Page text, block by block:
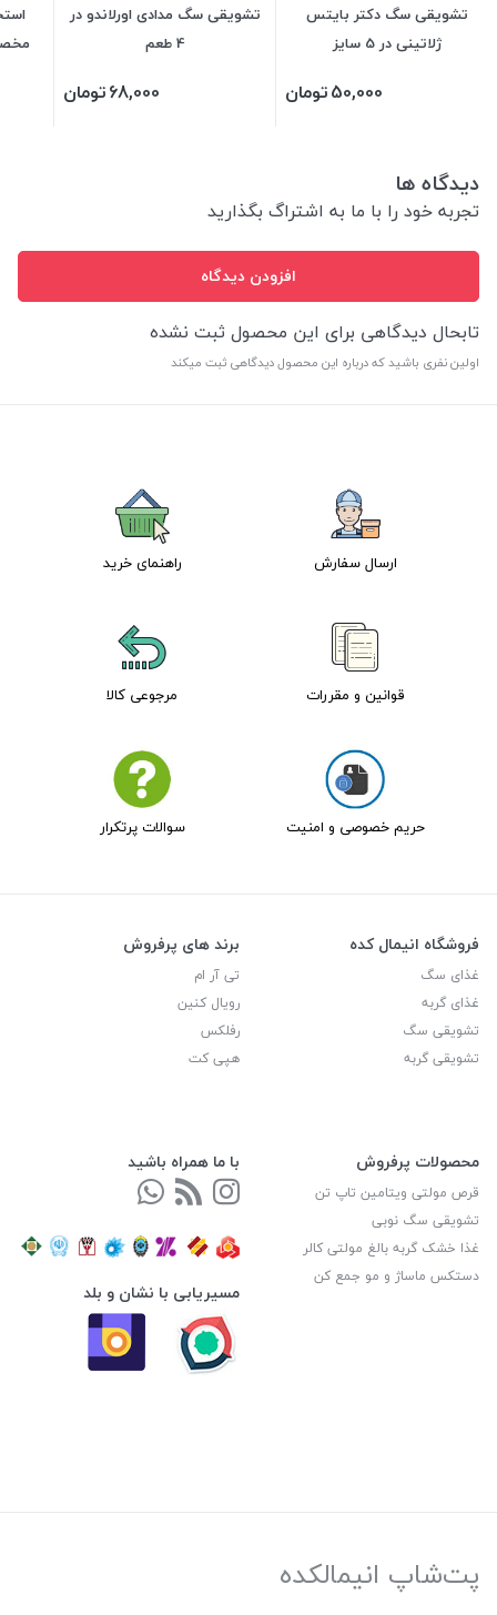
تشویقی سگ دکتر بایتس
ژلاتینی در 5 سایز
50,000تومان
تشویقی سگ مدادی اورلاندو در
4 طعم
68,000تومان
دیدگاه ها
تجربه خود را با ما به اشتراگ بگذارید
افزودن دیدگاه
تابحال دیدگاهی برای این محصول ثبت نشده
اولین نفری باشید که درباره این محصول دیدگاهی ثبت میکند
ارسال سفارش راهنمای خرید
قوانین و مقررات مرجوعی کالا
حریم خصوصی و امنیت سوالات پرتکرار
فروشگاه انیمال کده
غذای سگ
غذای گربه
تشویقی سگ
تشویقی گربه
برند های پرفروش
تی آر ام
رویال کنین
رفلکس
هپی کت
محصولات پرفروش
قرص مولتی ویتامین تاپ تن
تشویقی سگ نوبی
غذا خشک گربه بالغ مولتی کالر
دستکس ماساژ و مو جمع کن
با ما همراه باشید
مسیریابی با نشان و بلد
پت‌شاپ انیمالکده